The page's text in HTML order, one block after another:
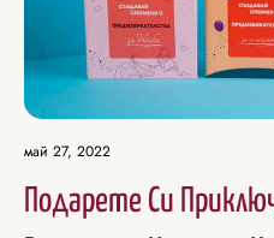
Подарете Си
май 27, 2022